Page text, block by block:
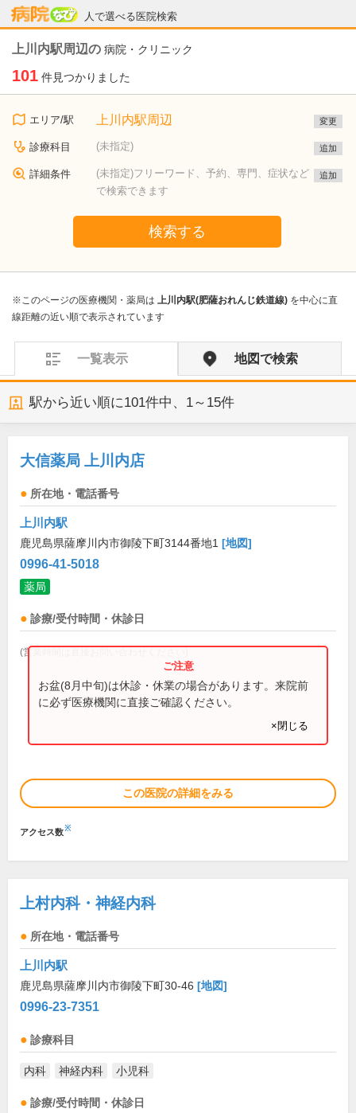
人で選べる医院検索
病院なび
上川内駅周辺の 病院・クリニック
101 件見つかりました
エリア/駅 上川内駅周辺 変更
診療科目 (未指定) 追加
詳細条件
(未指定)フリーワード、予約、専門、症状など
で検索できます
追加
検索する
※このページの医療機関・薬局は 上川内駅(肥薩おれんじ鉄道線) を中心に直
線距離の近い順で表示されています
一覧表示 地図で検索
駅から近い順に101件中、 1～15件
大信薬局 上川内店
所在地・電話番号
上川内駅
鹿児島県薩摩川内市御陵下町3144番地1 [地図]
0996-41-5018
薬局
診療/受付時間・休診日
(営業時間は直接お問い合わせください)
お盆(8月中旬)は休診・休業の場合があります。来院前
に必ず医療機関に直接ご確認ください。
×閉じる
この医院の詳細をみる
アクセス数※
上村内科・神経内科
所在地・電話番号
上川内駅
鹿児島県薩摩川内市御陵下町30-46 [地図]
0996-23-7351
診療科目
内科 神経内科 小児科
診療/受付時間・休診日